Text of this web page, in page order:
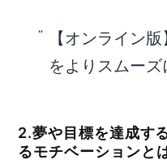
【オンライン
をよりスムーズ
2.夢や目標を達成す
るモチベーションと